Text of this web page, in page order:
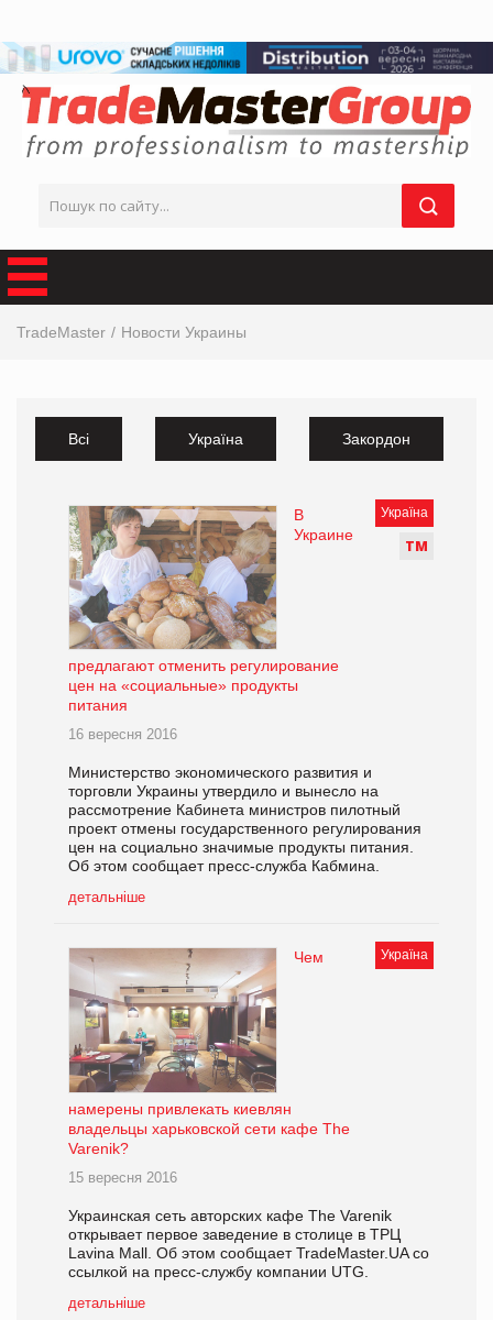
TradeMaster Новости Украины
Всі Україна Закордон
Україна
ТМ
В
Украине
предлагают отменить регулирование
цен на «социальные» продукты
питания
16 вересня 2016
Министерство экономического развития и
торговли Украины утвердило и вынесло на
рассмотрение Кабинета министров пилотный
проект отмены государственного регулирования
цен на социально значимые продукты питания.
Об этом сообщает пресс-служба Кабмина.
детальніше
Україна
Чем
намерены привлекать киевлян
владельцы харьковской сети кафе The
Varenik?
15 вересня 2016
Украинская сеть авторских кафе The Varenik
открывает первое заведение в столице в ТРЦ
Lavina Mall. Об этом сообщает TradeMaster.UA со
ссылкой на пресс-службу компании UTG.
детальніше